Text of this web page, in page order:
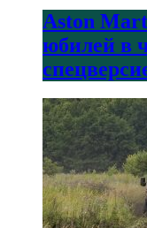
Aston
юбилей в